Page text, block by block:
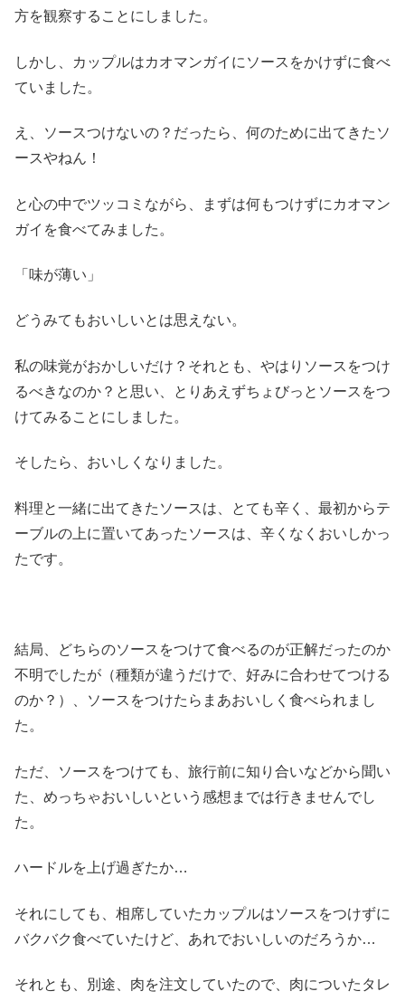
方を観察することにしました。
しかし、カップルはカオマンガイにソースをかけずに食べ
ていました。
え、ソースつけないの？だったら、何のために出てきたソ
ースやねん！
と心の中でツッコミながら、まずは何もつけずにカオマン
ガイを食べてみました。
「味が薄い」
どうみてもおいしいとは思えない。
私の味覚がおかしいだけ？それとも、やはりソースをつけ
るべきなのか？と思い、とりあえずちょびっとソースをつ
けてみることにしました。
そしたら、おいしくなりました。
料理と一緒に出てきたソースは、とても辛く、最初からテ
ーブルの上に置いてあったソースは、辛くなくおいしかっ
たです。
結局、どちらのソースをつけて食べるのが正解だったのか
不明でしたが（種類が違うだけで、好みに合わせてつける
のか？）、ソースをつけたらまあおいしく食べられまし
た。
ただ、ソースをつけても、旅行前に知り合いなどから聞い
た、めっちゃおいしいという感想までは行きませんでし
た。
ハードルを上げ過ぎたか…
それにしても、相席していたカップルはソースをつけずに
バクバク食べていたけど、あれでおいしいのだろうか…
それとも、別途、肉を注文していたので、肉についたタレ